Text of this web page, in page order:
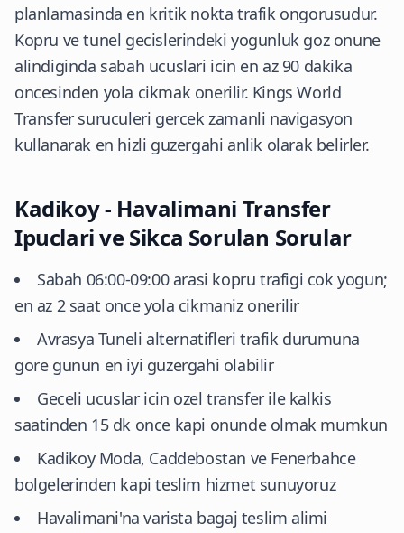
planlamasinda en kritik nokta trafik ongorusudur.
Kopru ve tunel gecislerindeki yogunluk goz onune
alindiginda sabah ucuslari icin en az 90 dakika
oncesinden yola cikmak onerilir. Kings World
Transfer suruculeri gercek zamanli navigasyon
kullanarak en hizli guzergahi anlik olarak belirler.
Kadikoy - Havalimani Transfer
Ipuclari ve Sikca Sorulan Sorular
Sabah 06:00-09:00 arasi kopru trafigi cok yogun;
en az 2 saat once yola cikmaniz onerilir
Avrasya Tuneli alternatifleri trafik durumuna
gore gunun en iyi guzergahi olabilir
Geceli ucuslar icin ozel transfer ile kalkis
saatinden 15 dk once kapi onunde olmak mumkun
Kadikoy Moda, Caddebostan ve Fenerbahce
bolgelerinden kapi teslim hizmet sunuyoruz
Havalimani'na varista bagaj teslim alimi